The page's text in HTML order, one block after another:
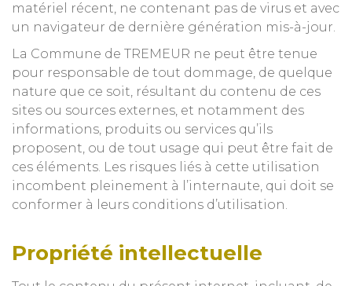
matériel récent, ne contenant pas de virus et avec
un navigateur de dernière génération mis-à-jour.
La Commune de TREMEUR ne peut être tenue
pour responsable de tout dommage, de quelque
nature que ce soit, résultant du contenu de ces
sites ou sources externes, et notamment des
informations, produits ou services qu’ils
proposent, ou de tout usage qui peut être fait de
ces éléments. Les risques liés à cette utilisation
incombent pleinement à l’internaute, qui doit se
conformer à leurs conditions d’utilisation.
Propriété intellectuelle